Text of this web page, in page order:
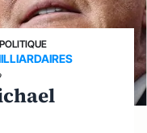
POLITIQUE